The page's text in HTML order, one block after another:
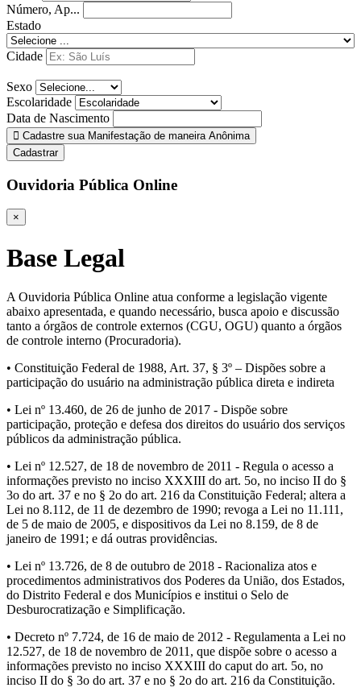
Número, Ap...
Estado
Cidade
Sexo
Escolaridade
Data de Nascimento
Cadastre sua Manifestação de maneira Anônima
Cadastrar
Ouvidoria Pública Online
×
Base Legal
A Ouvidoria Pública Online atua conforme a legislação vigente
abaixo apresentada, e quando necessário, busca apoio e discussão
tanto a órgãos de controle externos (CGU, OGU) quanto a órgãos
de controle interno (Procuradoria).
• Constituição Federal de 1988, Art. 37, § 3º – Dispões sobre a
participação do usuário na administração pública direta e indireta
• Lei nº 13.460, de 26 de junho de 2017 - Dispõe sobre
participação, proteção e defesa dos direitos do usuário dos serviços
públicos da administração pública.
• Lei nº 12.527, de 18 de novembro de 2011 - Regula o acesso a
informações previsto no inciso XXXIII do art. 5o, no inciso II do §
3o do art. 37 e no § 2o do art. 216 da Constituição Federal; altera a
Lei no 8.112, de 11 de dezembro de 1990; revoga a Lei no 11.111,
de 5 de maio de 2005, e dispositivos da Lei no 8.159, de 8 de
janeiro de 1991; e dá outras providências.
• Lei nº 13.726, de 8 de outubro de 2018 - Racionaliza atos e
procedimentos administrativos dos Poderes da União, dos Estados,
do Distrito Federal e dos Municípios e institui o Selo de
Desburocratização e Simplificação.
• Decreto nº 7.724, de 16 de maio de 2012 - Regulamenta a Lei no
12.527, de 18 de novembro de 2011, que dispõe sobre o acesso a
informações previsto no inciso XXXIII do caput do art. 5o, no
inciso II do § 3o do art. 37 e no § 2o do art. 216 da Constituição.